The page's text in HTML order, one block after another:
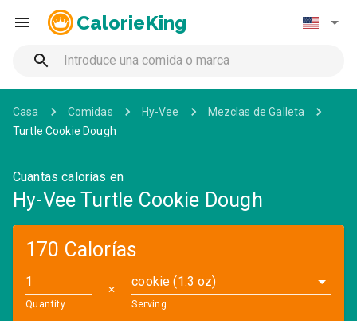
CalorieKing
Casa Comidas Hy-Vee
Mezclas de Galleta
Turtle Cookie Dough
Cuantas calorías en
Hy-Vee Turtle Cookie Dough
170 Calorías
Quantity
✕
cookie (1.3 oz)
Serving